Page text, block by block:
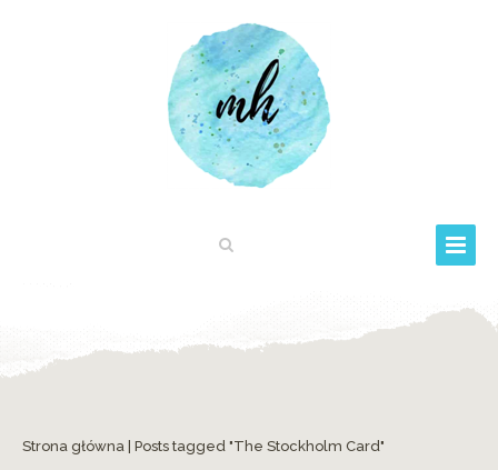
Strona główna Posts tagged "The Stockholm Card"